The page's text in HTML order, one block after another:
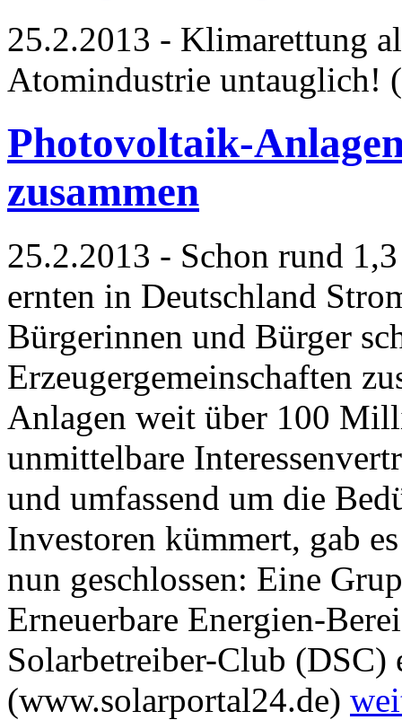
25.2.2013 - Klimarettung
Atomindustrie untauglich!
Photovoltaik-
zusammen
25.2.2013 - Schon rund
ernten in Deutschland
Bürgerinnen und Bürger
Erzeugergemeinschaften
Anlagen weit über 100
unmittelbare
und umfassend um die
Investoren kümmert, gab
nun geschlossen: Eine
Erneuerbare Energien-
Solarbetreiber-Club (DSC)
(www.solarportal24.de)